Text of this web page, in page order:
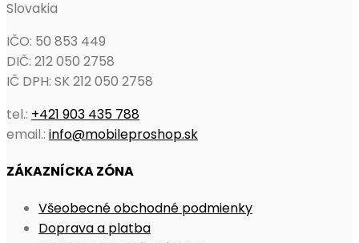
Slovakia
IČO: 50 853 449
DIČ: 212 050 2758
IČ DPH: SK 212 050 2758
tel.: +421 903 435 788
email.: info@mobileproshop.sk
ZÁKAZNÍCKA ZÓNA
Všeobecné obchodné podmienky
Doprava a platba